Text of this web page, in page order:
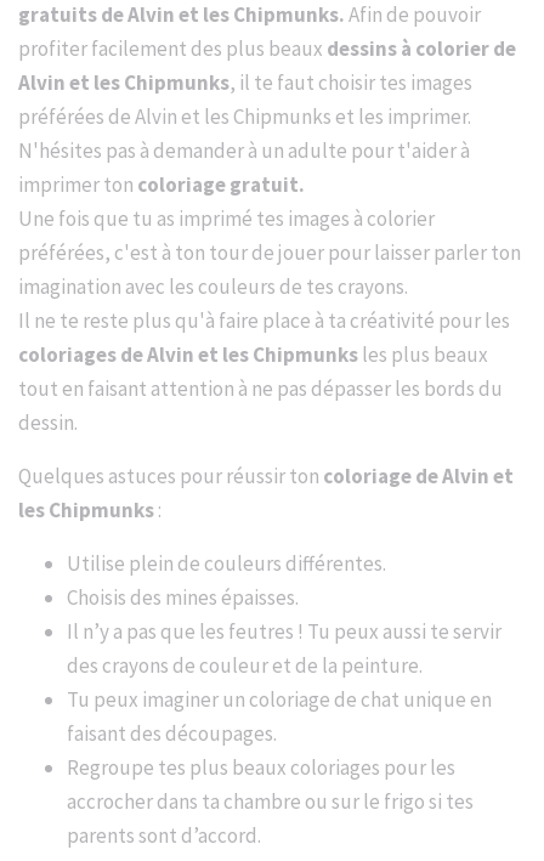
gratuits de Alvin et les Chipmunks.Afin de pouvoir
profiter facilement des plus beaux dessins à colorier de
Alvin et les Chipmunks, il te faut choisir tes images
préférées de Alvin et les Chipmunks et les imprimer.
N'hésites pas à demander à un adulte pour t'aider à
imprimer ton coloriage gratuit.
Une fois que tu as imprimé tes images à colorier
préférées, c'est à ton tour de jouer pour laisser parler ton
imagination avec les couleurs de tes crayons.
Il ne te reste plus qu'à faire place à ta créativité pour les
coloriages de Alvin et les Chipmunks les plus beaux
tout en faisant attention à ne pas dépasser les bords du
dessin.
Quelques astuces pour réussir ton coloriage de Alvin et
les Chipmunks:
Utilise plein de couleurs différentes.
Choisis des mines épaisses.
Il n’y a pas que les feutres ! Tu peux aussi te servir
des crayons de couleur et de la peinture.
Tu peux imaginer un coloriage de chat unique en
faisant des découpages.
Regroupe tes plus beaux coloriages pour les
accrocher dans ta chambre ou sur le frigo si tes
parents sont d’accord.